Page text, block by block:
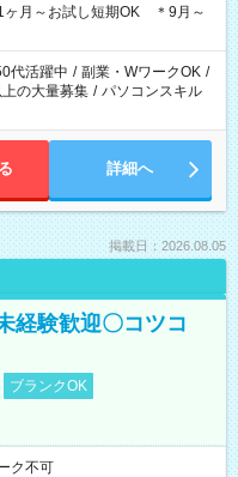
） 12：00-20：00（実働7ｈ/
8ｈ/休憩1ｈ） 13：00-22：
1ｈ） ＊時間帯固定OK
月～お試し短期OK ＊9月～
代活躍中 / 副業・WワークOK /
の大量募集 / パソコンスキル
詳細へ
掲載日：2026.08.05
経験歓迎〇コツコ
ブランクOK
ク不可